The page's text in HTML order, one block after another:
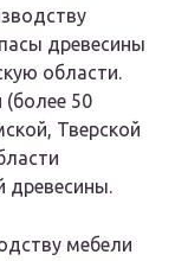
древесины
области.
(более 50
Тверской
древесины.
мебели